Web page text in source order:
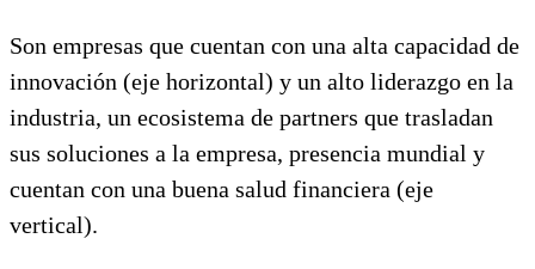
Son empresas que cuentan con una alta capacidad de
innovación (eje horizontal) y un alto liderazgo en la
industria, un ecosistema de partners que trasladan
sus soluciones a la empresa, presencia mundial y
cuentan con una buena salud financiera (eje
vertical).